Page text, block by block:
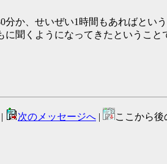
か、せいぜい1時間もあればとい
聞くようになってきたということ
| 次のメッセージへ | ここから